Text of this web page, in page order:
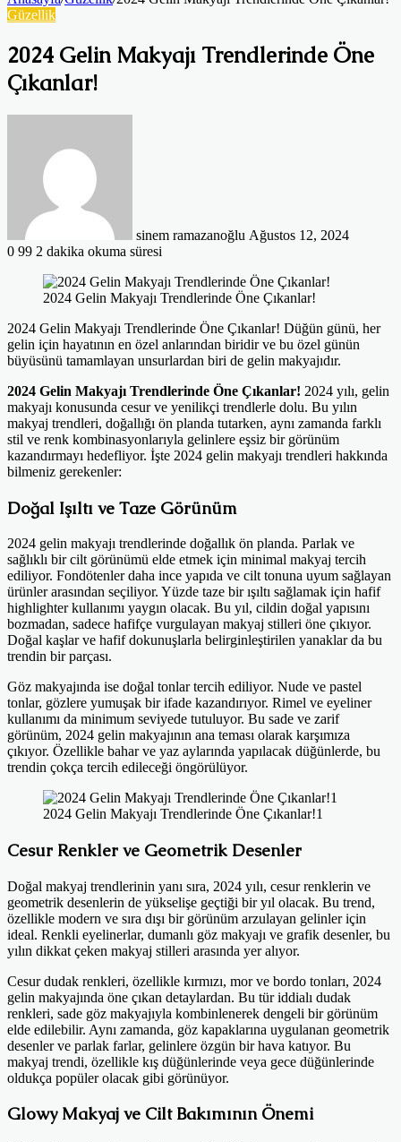
Güzellik
2024 Gelin Makyajı Trendlerinde Öne
Çıkanlar!
sinem ramazanoğlu Ağustos 12, 2024
0 99 2 dakika okuma süresi
2024 Gelin Makyajı Trendlerinde Öne Çıkanlar!
2024 Gelin Makyajı Trendlerinde Öne Çıkanlar! Düğün günü, her
gelin için hayatının en özel anlarından biridir ve bu özel günün
büyüsünü tamamlayan unsurlardan biri de gelin makyajıdır.
2024 Gelin Makyajı Trendlerinde Öne Çıkanlar! 2024 yılı, gelin
makyajı konusunda cesur ve yenilikçi trendlerle dolu. Bu yılın
makyaj trendleri, doğallığı ön planda tutarken, aynı zamanda farklı
stil ve renk kombinasyonlarıyla gelinlere eşsiz bir görünüm
kazandırmayı hedefliyor. İşte 2024 gelin makyajı trendleri hakkında
bilmeniz gerekenler:
Doğal Işıltı ve Taze Görünüm
2024 gelin makyajı trendlerinde doğallık ön planda. Parlak ve
sağlıklı bir cilt görünümü elde etmek için minimal makyaj tercih
ediliyor. Fondötenler daha ince yapıda ve cilt tonuna uyum sağlayan
ürünler arasından seçiliyor. Yüzde taze bir ışıltı sağlamak için hafif
highlighter kullanımı yaygın olacak. Bu yıl, cildin doğal yapısını
bozmadan, sadece hafifçe vurgulayan makyaj stilleri öne çıkıyor.
Doğal kaşlar ve hafif dokunuşlarla belirginleştirilen yanaklar da bu
trendin bir parçası.
Göz makyajında ise doğal tonlar tercih ediliyor. Nude ve pastel
tonlar, gözlere yumuşak bir ifade kazandırıyor. Rimel ve eyeliner
kullanımı da minimum seviyede tutuluyor. Bu sade ve zarif
görünüm, 2024 gelin makyajının ana teması olarak karşımıza
çıkıyor. Özellikle bahar ve yaz aylarında yapılacak düğünlerde, bu
trendin çokça tercih edileceği öngörülüyor.
2024 Gelin Makyajı Trendlerinde Öne Çıkanlar!1
Cesur Renkler ve Geometrik Desenler
Doğal makyaj trendlerinin yanı sıra, 2024 yılı, cesur renklerin ve
geometrik desenlerin de yükselişe geçtiği bir yıl olacak. Bu trend,
özellikle modern ve sıra dışı bir görünüm arzulayan gelinler için
ideal. Renkli eyelinerlar, dumanlı göz makyajı ve grafik desenler, bu
yılın dikkat çeken makyaj stilleri arasında yer alıyor.
Cesur dudak renkleri, özellikle kırmızı, mor ve bordo tonları, 2024
gelin makyajında öne çıkan detaylardan. Bu tür iddialı dudak
renkleri, sade göz makyajıyla kombinlenerek dengeli bir görünüm
elde edilebilir. Aynı zamanda, göz kapaklarına uygulanan geometrik
desenler ve parlak farlar, gelinlere özgün bir hava katıyor. Bu
makyaj trendi, özellikle kış düğünlerinde veya gece düğünlerinde
oldukça popüler olacak gibi görünüyor.
Glowy Makyaj ve Cilt Bakımının Önemi